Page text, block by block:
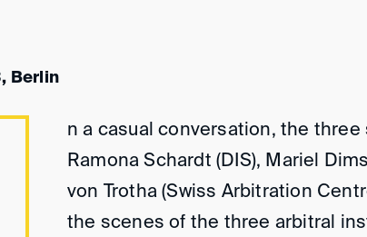
Berlin
n a casual conversation, the
Ramona Schardt (DIS), Mariel
von Trotha (Swiss Arbitration
the scenes of the three arbitral